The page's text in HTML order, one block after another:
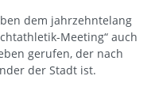
dem jahrzehntelang
Meeting“ auch
gerufen, der nach
der Stadt ist.